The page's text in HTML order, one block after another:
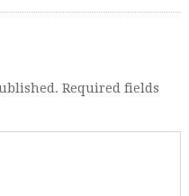
Required fields